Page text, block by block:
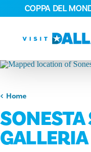
Vai al contenuto
COPPA DEL
Home
GALLERIA